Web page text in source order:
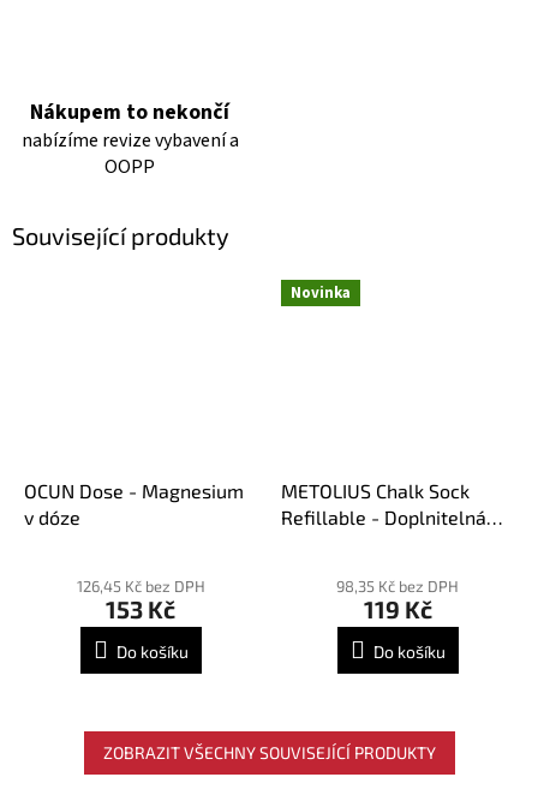
Nákupem to nekončí
nabízíme revize vybavení a
OOPP
Související produkty
OCUN Dose - Magnesium
v dóze
hodnocení
hvězdiček.
126,45 Kč bez DPH
153 Kč
Do košíku
Novinka
METOLIUS Chalk Sock
Refillable - Doplnitelná
98,35 Kč bez DPH
119 Kč
Do košíku
ZOBRAZIT VŠECHNY SOUVISEJÍCÍ PRODUKTY